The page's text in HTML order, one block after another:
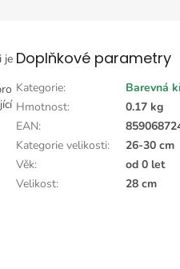
je Doplňkové parametry
Kategorie:
Barevná
Hmotnost:
0.17 kg
EAN:
Kategorie velikosti:
26-30 cm
Věk:
od 0 let
Velikost: 28 cm